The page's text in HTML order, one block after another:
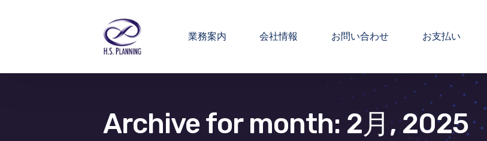
業務案内 会社情報 お問い合わせ お支払い
Archive for month: 2月, 2025